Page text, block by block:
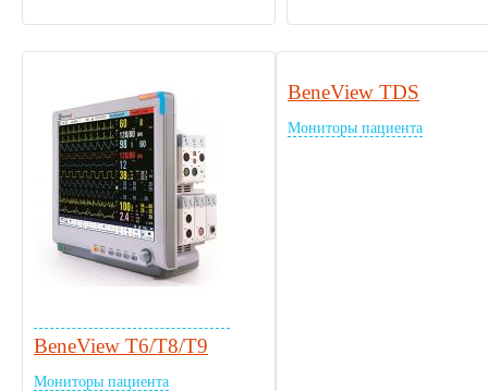
BeneView T6/T8/T9
Мониторы пациента
BeneView TDS
Мониторы пациента